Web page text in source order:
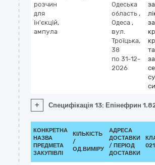
розчин
для
ін'єкцій,
ампула
Одеська
область ,
Одеса ,
вул.
Троїцька,
38
по 31-12-
2026
та
+ Специфікація 13: Епінефрин
КОНКРЕТНА
НАЗВА
ПРЕДМЕТА
ЗАКУПІВЛІ
КІЛЬКІСТЬ
/
ОД.ВИМІРУ
АДРЕСА
ДОСТАВКИ
/ ПЕРІОД
ДОСТАВКИ